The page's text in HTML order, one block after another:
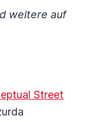
weitere auf
Street